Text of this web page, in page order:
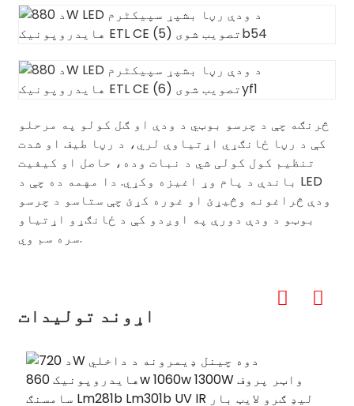
څرنګه چې د چرسو بوټي د ودې او ګل کولو په مرحلو
کې د رڼا ځانګړي اړتیاوې لري، د رڼا طیف او شدت
تنظیم کول کولی شي د نبات وده، حاصل او کیفیت
باندې د پام وړ اغیزه وکړي. دا مهمه ده چې د LED
ودې څراغونه وڅیړئ او غوره کړئ چې ستاسو د چرسو
بوټو د ودې دورې په اوږدو کې د ځانګړو اړتیاو
سره سم وي.
اړوند توليدات